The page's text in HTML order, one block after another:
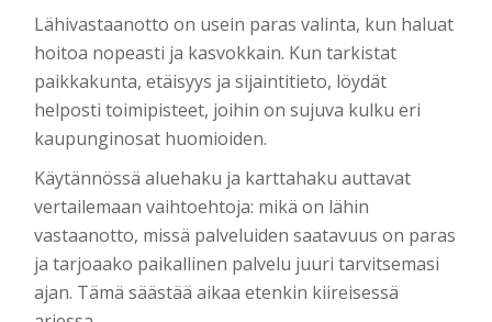
Lähivastaanotto on usein paras valinta, kun haluat
hoitoa nopeasti ja kasvokkain. Kun tarkistat
paikkakunta, etäisyys ja sijaintitieto, löydät
helposti toimipisteet, joihin on sujuva kulku eri
kaupunginosat huomioiden.
Käytännössä aluehaku ja karttahaku auttavat
vertailemaan vaihtoehtoja: mikä on lähin
vastaanotto, missä palveluiden saatavuus on paras
ja tarjoaako paikallinen palvelu juuri tarvitsemasi
ajan. Tämä säästää aikaa etenkin kiireisessä